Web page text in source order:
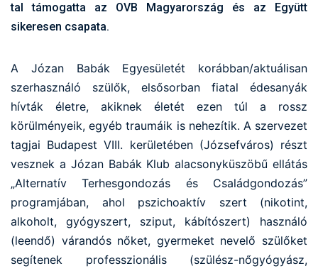
tal támogatta az OVB Magyarország és az Együtt
sikeresen csapata.
A Józan Babák Egyesületét korábban/aktuálisan
szerhasználó szülők, elsősorban fiatal édesanyák
hívták életre, akiknek életét ezen túl a rossz
körülményeik, egyéb traumáik is nehezítik. A szervezet
tagjai Budapest VIII. kerületében (Józsefváros) részt
vesznek a Józan Babák Klub alacsonyküszöbű ellátás
„Alternatív Terhesgondozás és Családgondozás”
programjában, ahol pszichoaktív szert (nikotint,
alkoholt, gyógyszert, sziput, kábítószert) használó
(leendő) várandós nőket, gyermeket nevelő szülőket
segítenek professzionális (szülész-nőgyógyász,